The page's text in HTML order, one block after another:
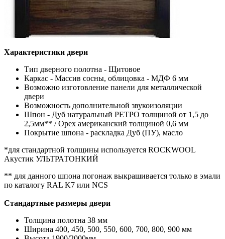
Характеристики двери
Тип дверного полотна - Щитовое
Каркас - Массив сосны, облицовка - МДФ 6 мм
Возможно изготовление панели для металлической
двери
Возможность дополнительной звукоизоляции
Шпон - Дуб натуральный РЕТРО толщиной от 1,5 до
2,5мм** / Орех американский толщиной 0,6 мм
Покрытие шпона - раскладка Дуб (ПУ), масло
*для стандартной толщины используется ROCKWOOL
Акустик УЛЬТРАТОНКИЙ
** для данного шпона погонаж выкрашивается только в эмали
по каталогу RAL K7 или NCS
Стандартные размеры двери
Толщина полотна 38 мм
Ширина 400, 450, 500, 550, 600, 700, 800, 900 мм